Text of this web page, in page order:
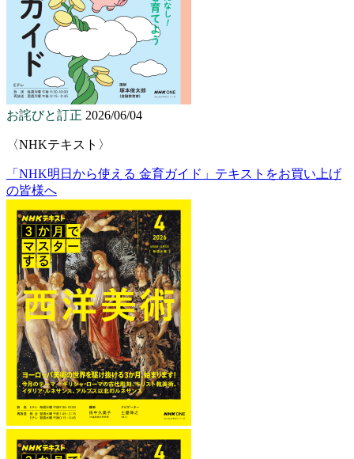
お詫びと訂正 2026/06/04
〈NHKテキスト〉
「NHK明日から使える 金育ガイド」テキストをお買い上げ
の皆様へ